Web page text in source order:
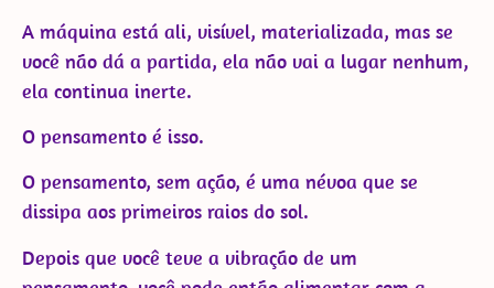
A máquina está ali, visível, materializada, mas se
você não dá a partida, ela não vai a lugar nenhum,
ela continua inerte.
O pensamento é isso.
O pensamento, sem ação, é uma névoa que se
dissipa aos primeiros raios do sol.
Depois que você teve a vibração de um